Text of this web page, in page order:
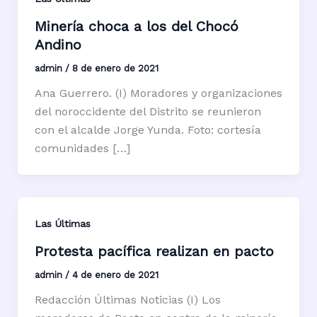
Minería choca a los del Chocó
Andino
admin / 8 de enero de 2021
Ana Guerrero. (I) Moradores y organizaciones
del noroccidente del Distrito se reunieron
con el alcalde Jorge Yunda. Foto: cortesía
comunidades […]
Las Últimas
Protesta pacífica realizan en pacto
admin / 4 de enero de 2021
Redacción Últimas Noticias (I) Los